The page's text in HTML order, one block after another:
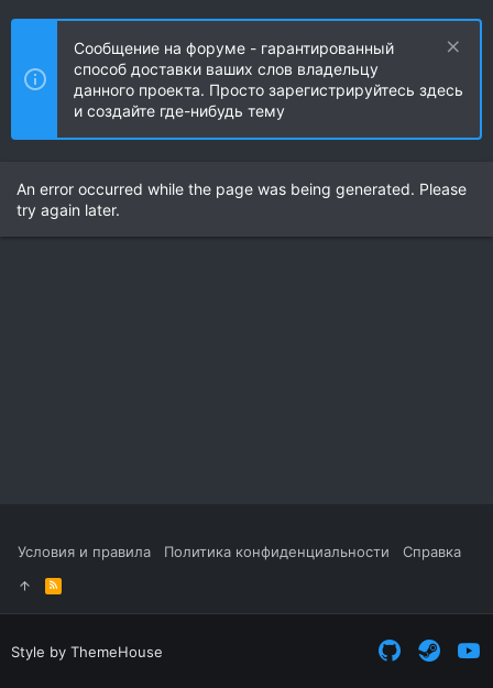
Сообщение на форуме - гарантированный
способ доставки ваших слов владельцу
данного проекта. Просто зарегистрируйтесь здесь
и создайте где-нибудь тему
An error occurred while the page was being generated. Please
try again later.
Условия и правила Политика конфиденциальности Справка
R
S
S
Style by ThemeHouse